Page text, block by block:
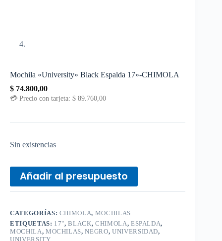
Mochila «University» Black Espalda 17»-CHIMOLA
$ 74.800,00
💳 Precio con tarjeta: $ 89.760,00
Sin existencias
Añadir al presupuesto
CATEGORÍAS: CHIMOLA, MOCHILAS
ETIQUETAS: 17",BLACK, CHIMOLA, ESPALDA,
MOCHILA, MOCHILAS,NEGRO, UNIVERSIDAD,
UNIVERSITY